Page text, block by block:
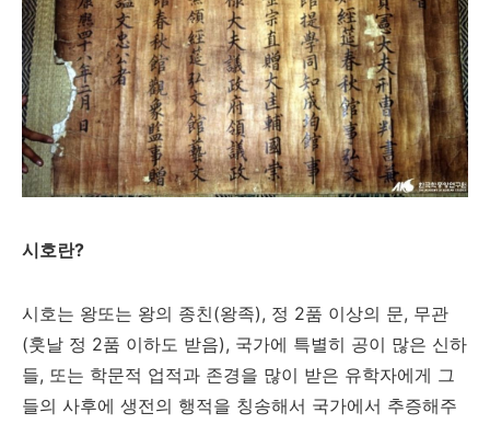
시호란?
시호는 왕또는 왕의 종친(왕족), 정 2품 이상의 문, 무관
(훗날 정 2품 이하도 받음), 국가에 특별히 공이 많은 신하
들, 또는 학문적 업적과 존경을 많이 받은 유학자에게 그
들의 사후에 생전의 행적을 칭송해서 국가에서 추증해주